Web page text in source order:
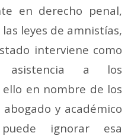
en derecho penal,
leyes de amnistías,
interviene como
asistencia a los
en nombre de los
y académico
ignorar esa